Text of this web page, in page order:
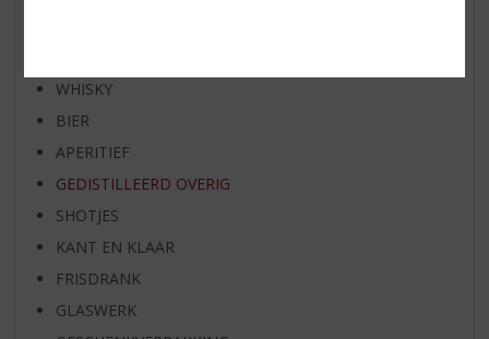
WHISKY
BIER
APERITIEF
GEDISTILLEERD OVERIG
SHOTJES
KANT EN KLAAR
FRISDRANK
GLASWERK